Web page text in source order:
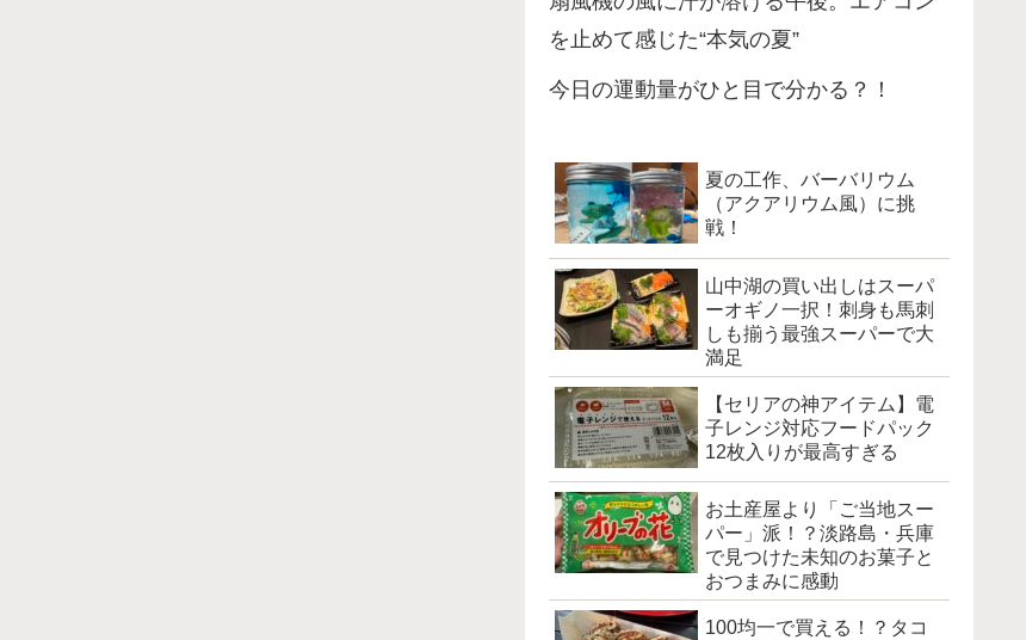
を止めて感じた“本気の夏”
今日の運動量がひと目で分かる？！
夏の工作、バーバリウム
（アクアリウム風）に挑
戦！
山中湖の買い出しはスーパ
ーオギノ一択！刺身も馬刺
しも揃う最強スーパーで大
満足
【セリアの神アイテム】電
子レンジ対応フードパック
12枚入りが最高すぎる
お土産屋より「ご当地スー
パー」派！？淡路島・兵庫
で見つけた未知のお菓子と
おつまみに感動
100均一で買える！？タコ